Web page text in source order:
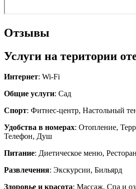
Отзывы
Услуги на територии
Интернет: Wi-Fi
Общие услуги: Сад
Спорт: Фитнес-центр, Настольный
Удобства в номерах: Отопление,
Телефон, Душ
Питание: Диетическое меню,
Развлечения: Экскурсии, Бильярд
Здоровье и красота: Массаж, Спа и